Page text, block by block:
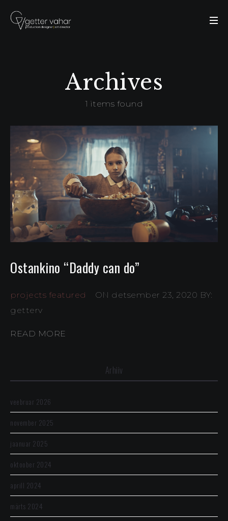
Archives
1 items found
Ostankino “Daddy can do”
projects featured ON detsember 23, 2020 BY:
getterv
READ MORE
Arhiiv
veebruar 2026
november 2025
jaanuar 2025
oktoober 2024
aprill 2024
märts 2024